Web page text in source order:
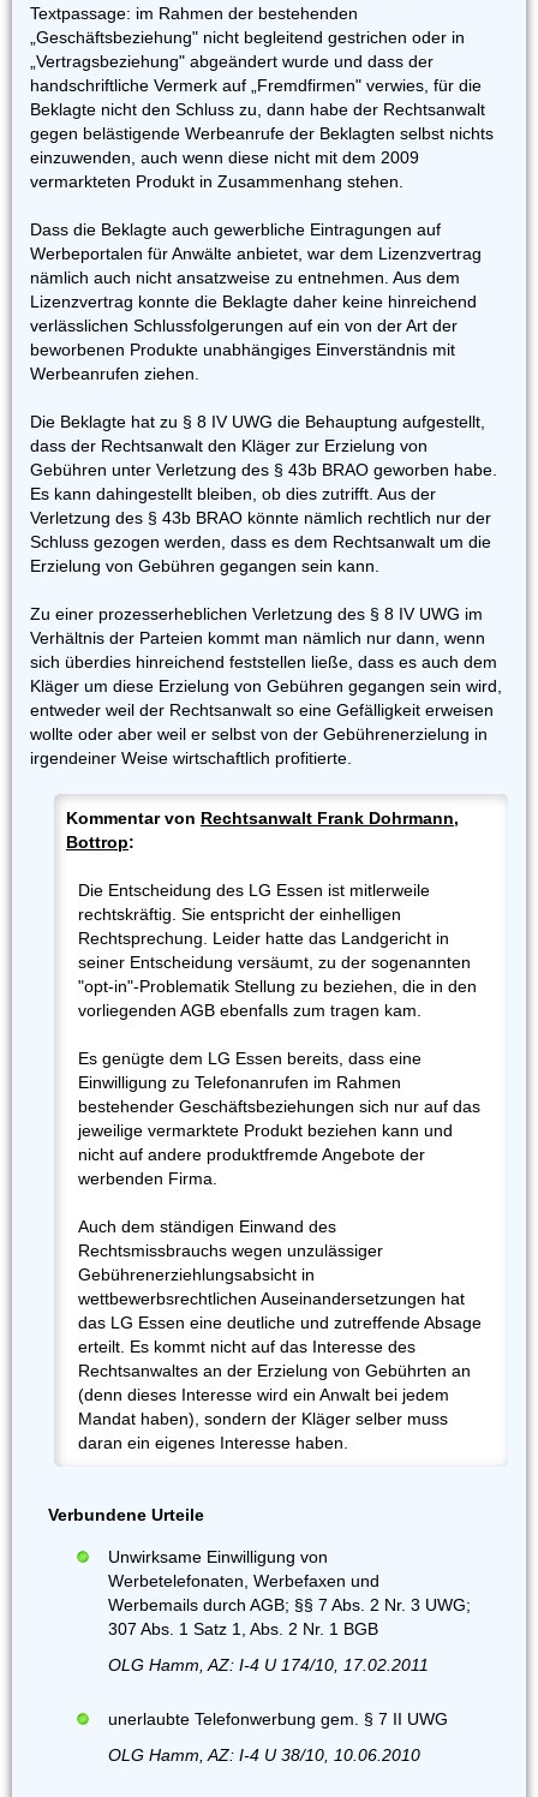
Textpassage: im Rahmen der bestehenden
„Geschäftsbeziehung" nicht begleitend gestrichen oder in
„Vertragsbeziehung" abgeändert wurde und dass der
handschriftliche Vermerk auf „Fremdfirmen" verwies, für die
Beklagte nicht den Schluss zu, dann habe der Rechtsanwalt
gegen belästigende Werbeanrufe der Beklagten selbst nichts
einzuwenden, auch wenn diese nicht mit dem 2009
vermarkteten Produkt in Zusammenhang stehen.
Dass die Beklagte auch gewerbliche Eintragungen auf
Werbeportalen für Anwälte anbietet, war dem Lizenzvertrag
nämlich auch nicht ansatzweise zu entnehmen. Aus dem
Lizenzvertrag konnte die Beklagte daher keine hinreichend
verlässlichen Schlussfolgerungen auf ein von der Art der
beworbenen Produkte unabhängiges Einverständnis mit
Werbeanrufen ziehen.
Die Beklagte hat zu § 8 IV UWG die Behauptung aufgestellt,
dass der Rechtsanwalt den Kläger zur Erzielung von
Gebühren unter Verletzung des § 43b BRAO geworben habe.
Es kann dahingestellt bleiben, ob dies zutrifft. Aus der
Verletzung des § 43b BRAO könnte nämlich rechtlich nur der
Schluss gezogen werden, dass es dem Rechtsanwalt um die
Erzielung von Gebühren gegangen sein kann.
Zu einer prozesserheblichen Verletzung des § 8 IV UWG im
Verhältnis der Parteien kommt man nämlich nur dann, wenn
sich überdies hinreichend feststellen ließe, dass es auch dem
Kläger um diese Erzielung von Gebühren gegangen sein wird,
entweder weil der Rechtsanwalt so eine Gefälligkeit erweisen
wollte oder aber weil er selbst von der Gebührenerzielung in
irgendeiner Weise wirtschaftlich profitierte.
Kommentar von Rechtsanwalt Frank Dohrmann,
Bottrop:
Die Entscheidung des LG Essen ist mitlerweile
rechtskräftig. Sie entspricht der einhelligen
Rechtsprechung. Leider hatte das Landgericht in
seiner Entscheidung versäumt, zu der sogenannten
"opt-in"-Problematik Stellung zu beziehen, die in den
vorliegenden AGB ebenfalls zum tragen kam.
Es genügte dem LG Essen bereits, dass eine
Einwilligung zu Telefonanrufen im Rahmen
bestehender Geschäftsbeziehungen sich nur auf das
jeweilige vermarktete Produkt beziehen kann und
nicht auf andere produktfremde Angebote der
werbenden Firma.
Auch dem ständigen Einwand des
Rechtsmissbrauchs wegen unzulässiger
Gebührenerziehlungsabsicht in
wettbewerbsrechtlichen Auseinandersetzungen hat
das LG Essen eine deutliche und zutreffende Absage
erteilt. Es kommt nicht auf das Interesse des
Rechtsanwaltes an der Erzielung von Gebührten an
(denn dieses Interesse wird ein Anwalt bei jedem
Mandat haben), sondern der Kläger selber muss
daran ein eigenes Interesse haben.
Verbundene Urteile
Unwirksame Einwilligung von
Werbetelefonaten, Werbefaxen und
Werbemails durch AGB; §§ 7 Abs. 2 Nr. 3 UWG;
307 Abs. 1 Satz 1, Abs. 2 Nr. 1 BGB
OLG Hamm, AZ: I-4 U 174/10, 17.02.2011
unerlaubte Telefonwerbung gem. § 7 II UWG
OLG Hamm, AZ: I-4 U 38/10, 10.06.2010